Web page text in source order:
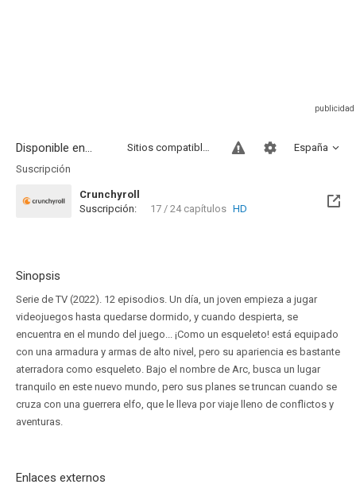
Disponible en... España
Sitios compatibles
Suscripción
Crunchyroll
Suscripción:
17 / 24 capítulos HD
Sinopsis
Serie de TV (2022). 12 episodios. Un día, un joven empieza a jugar
videojuegos hasta quedarse dormido, y cuando despierta, se
encuentra en el mundo del juego... ¡Como un esqueleto! está equipado
con una armadura y armas de alto nivel, pero su apariencia es bastante
aterradora como esqueleto. Bajo el nombre de Arc, busca un lugar
tranquilo en este nuevo mundo, pero sus planes se truncan cuando se
cruza con una guerrera elfo, que le lleva por viaje lleno de conflictos y
aventuras.
Enlaces externos